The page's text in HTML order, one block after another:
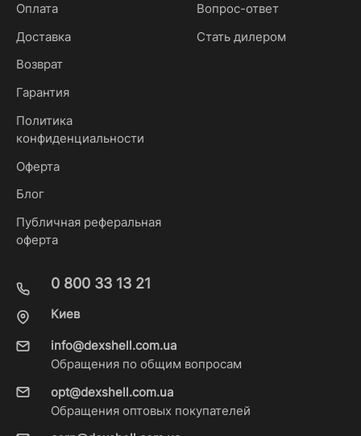
Оплата
Доставка
Возврат
Гарантия
Политика
конфиденциальности
Оферта
Блог
Публичная реферальная
оферта
Вопрос-ответ
Стать дилером
0 800 33 13 21
Киев
info@dexshell.com.ua
Обращения по общим вопросам
opt@dexshell.com.ua
Обращения оптовых покупателей